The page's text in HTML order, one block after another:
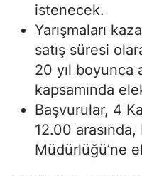
istenecek.
Yarışmaları
satış süresi
20 yıl boyunca
kapsamında
Başvurular, 4
12.00
Müdürlüğü’ne